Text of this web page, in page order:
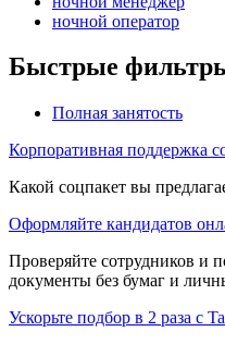
ночной оператор
Быстрые
Полная занятость
Корпоративная поддержка
Какой соцпакет вы
Оформляйте кандидатов
Проверяйте сотрудников и
документы без бумаг и
Ускорьте подбор в 2 раза с